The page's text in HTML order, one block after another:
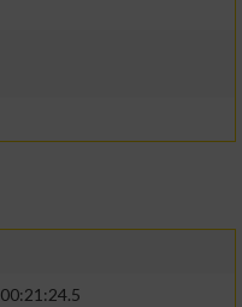
00:21:24.5